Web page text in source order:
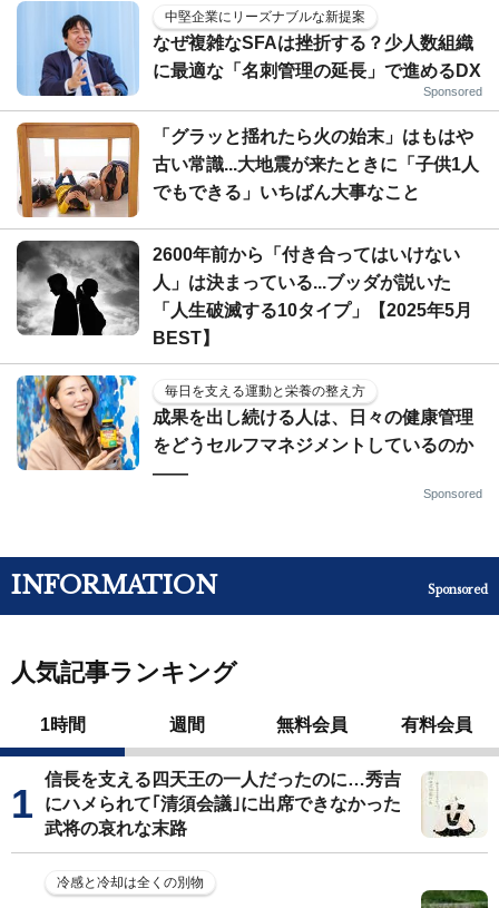
中堅企業にリーズナブルな新提案
なぜ複雑なSFAは挫折する？少人数組織
に最適な「名刺管理の延長」で進めるDX
Sponsored
「グラッと揺れたら火の始末」はもはや
古い常識...大地震が来たときに「子供1人
でもできる」いちばん大事なこと
2600年前から「付き合ってはいけない
人」は決まっている...ブッダが説いた
「人生破滅する10タイプ」【2025年5月
BEST】
毎日を支える運動と栄養の整え方
成果を出し続ける人は、日々の健康管理
をどうセルフマネジメントしているのか
——
Sponsored
INFORMATION Sponsored
人気記事ランキング
1時間 週間 無料会員 有料会員
信長を支える四天王の一人だったのに…秀吉
にハメられて｢清須会議｣に出席できなかった
武将の哀れな末路
冷感と冷却は全くの別物